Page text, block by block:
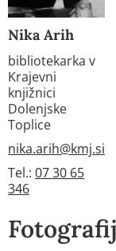
Nika Arih
bibliotekarka v
Krajevni
knjižnici
Dolenjske
Toplice
nika.arih@kmj.si
Tel.: 07 30 65
346